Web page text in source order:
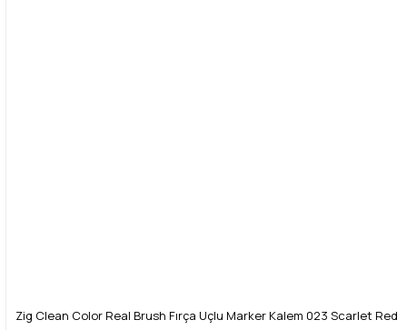
Zig Clean Color Real Brush Fırça Uçlu Marker Kalem 023 Scarlet Red